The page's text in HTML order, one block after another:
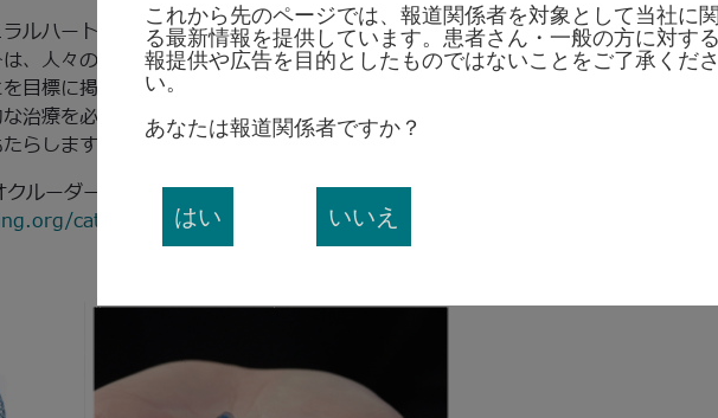
ルハート事業部ゼネラル・マネージャーのダン・シルバーは次のように述
、人々の人生に大きな影響をもたらす画期的な技術で、より健康で充実し
目標に掲げています。AMPLATZERピッコロオクルーダーの承認を日本で
治療を必要としながらも投薬治療が奏効せず、開胸手術のリスクが高い小
らします。」
ルーダーの適正使用に関する手引きはこちらをご参照ください。
cathe/piccolo.shtml#01
これから先のページでは、報道関係者を対象として当社に
る最新情報を提供しています。患者さん・一般の方に対す
報提供や広告を目的としたものではないことをご了承くださ
い。
あなたは報道関係者ですか？
はい いいえ